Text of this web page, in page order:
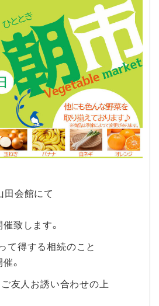
田会館にて
催致します。
て得する相続のこと
。
友人お誘い合わせの上